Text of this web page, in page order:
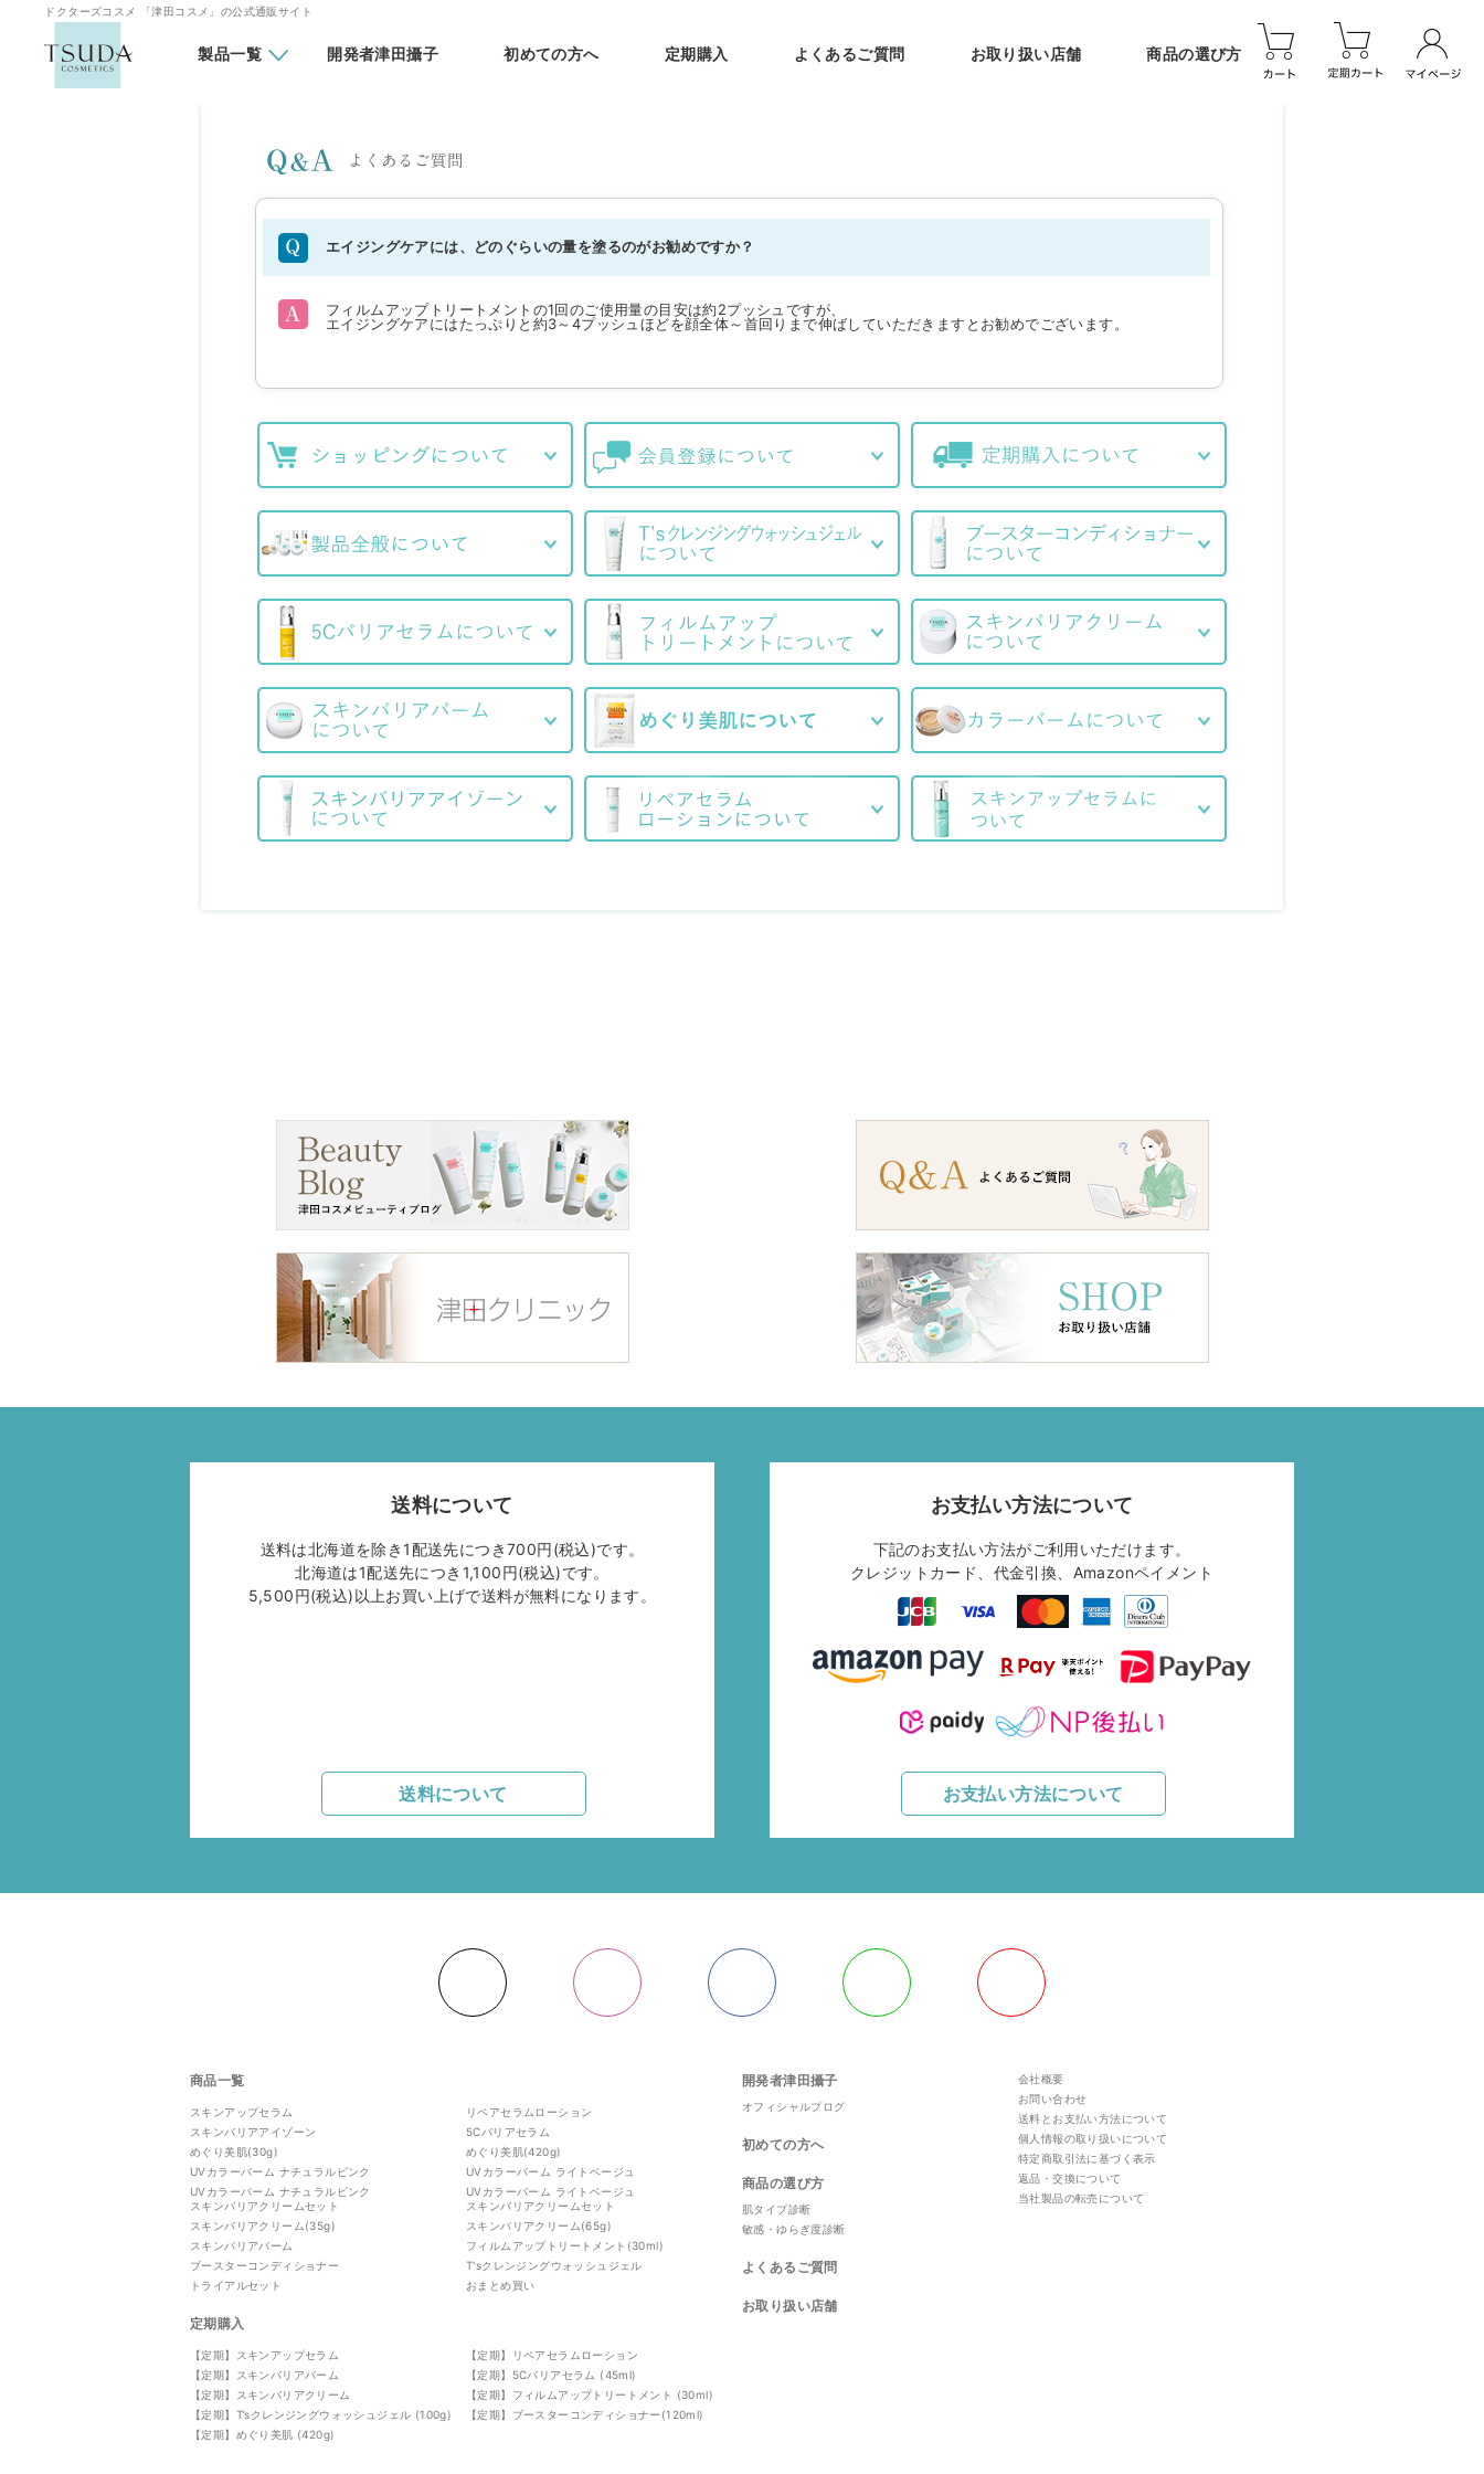
ドクターズコスメ 「津田コスメ」の公式通販サイト
製品一覧 開発者津田攝子 初めての方へ 定期購入 よくあるご質問 お取り扱い店舗 商品の選び方
エイジングケアには、どのぐらいの量を塗るのがお勧めですか？
フィルムアップトリートメントの1回のご使用量の目安は約2プッシュですが、
エイジングケアにはたっぷりと約3～4プッシュほどを顔全体～首回りまで伸ばしていただきますとお勧めでございます。
送料について
送料は北海道を除き1配送先につき700円(税込)です。
北海道は1配送先につき1,100円(税込)です。
5,500円(税込)以上お買い上げで送料が無料になります。
送料について
お支払い方法について
下記のお支払い方法がご利用いただけます。
クレジットカード、代金引換、Amazonペイメント
お支払い方法について
商品一覧
スキンアップセラム
リペアセラムローション
スキンバリアアイゾーン
5Cバリアセラム
めぐり美肌(30g)
めぐり美肌(420g)
UVカラーバーム ナチュラルピンク
UVカラーバーム ライトベージュ
UVカラーバーム ナチュラルピンク
スキンバリアクリームセット
UVカラーバーム ライトベージュ
スキンバリアクリームセット
スキンバリアクリーム(35g)
スキンバリアクリーム(65g)
スキンバリアバーム
フィルムアップトリートメント(30ml)
ブースターコンディショナー
T'sクレンジングウォッシュジェル
トライアルセット
おまとめ買い
定期購入
【定期】スキンアップセラム
【定期】リペアセラムローション
【定期】スキンバリアバーム
【定期】5Cバリアセラム (45ml)
【定期】スキンバリアクリーム
【定期】フィルムアップトリートメント (30ml)
【定期】T’sクレンジングウォッシュジェル (100g)
【定期】ブースターコンディショナー(120ml)
【定期】めぐり美肌 (420g)
開発者津田攝子
オフィシャルプログ
初めての方へ
商品の選び方
肌タイプ診断
敏感・ゆらぎ度診断
よくあるご質問
お取り扱い店舗
会社概要
お問い合わせ
送料とお支払い方法について
個人情報の取り扱いについて
特定商取引法に基づく表示
返品・交換について
当社製品の転売について